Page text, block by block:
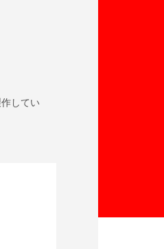
してい